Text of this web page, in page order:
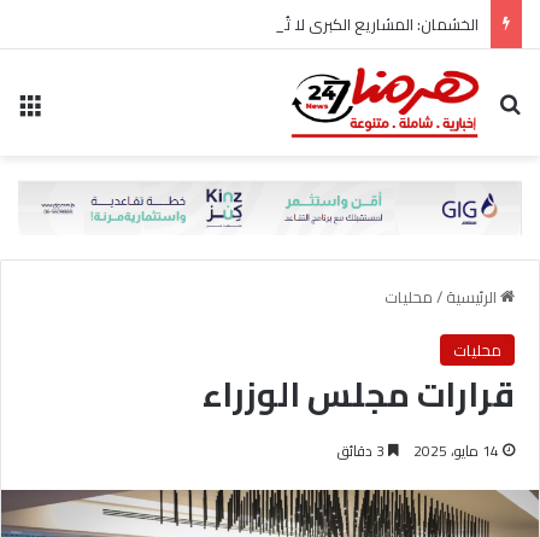
الخشمان: المشاريع الكبرى لا تُبنى على حساب المواطن..
بحث عن
الرئيسية/محليات
محليات
قرارات مجلس الوزراء
14 مايو، 2025